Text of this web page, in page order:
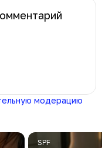
модерацию
SPF